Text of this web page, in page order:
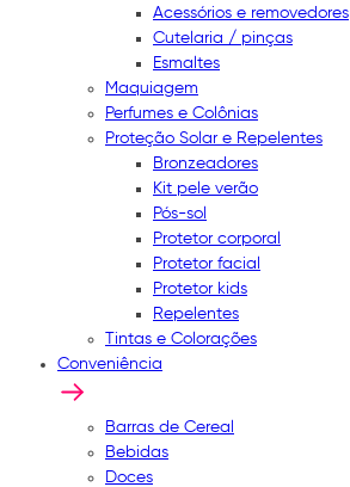
Acessórios e removedores
Cutelaria / pinças
Esmaltes
Maquiagem
Perfumes e Colônias
Proteção Solar e Repelentes
Bronzeadores
Kit pele verão
Pós-sol
Protetor corporal
Protetor facial
Protetor kids
Repelentes
Tintas e Colorações
Conveniência
Barras de Cereal
Bebidas
Doces